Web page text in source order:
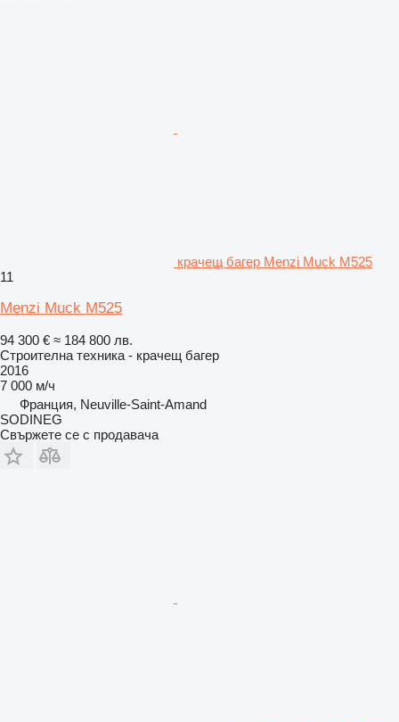
крачещ багер Menzi Muck M525
11
Menzi Muck M525
94 300 € ≈ 184 800 лв.
Строителна техника - крачещ багер
2016
7 000 м/ч
Франция, Neuville-Saint-Amand
SODINEG
Свържете се с продавача